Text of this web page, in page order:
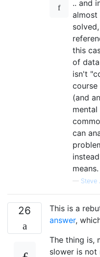
.. and
almost
this
of
isn't
(and
can
means.
— Steve
26 This is a
answer,
The thing is,
slower is not